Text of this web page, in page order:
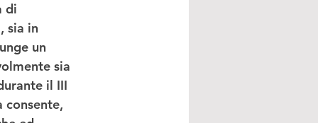
di
sia in
un
sia
il III
consente,